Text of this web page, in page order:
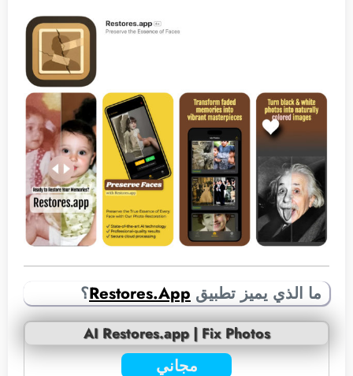
ما الذي يميز تطبيق Restores.App؟
AI Restores.app | Fix Photos
مجاني